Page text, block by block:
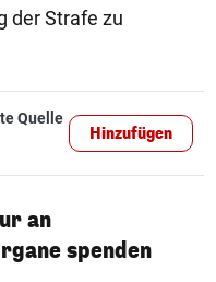
der Strafe zu
Quelle
Hinzufügen
an
spenden